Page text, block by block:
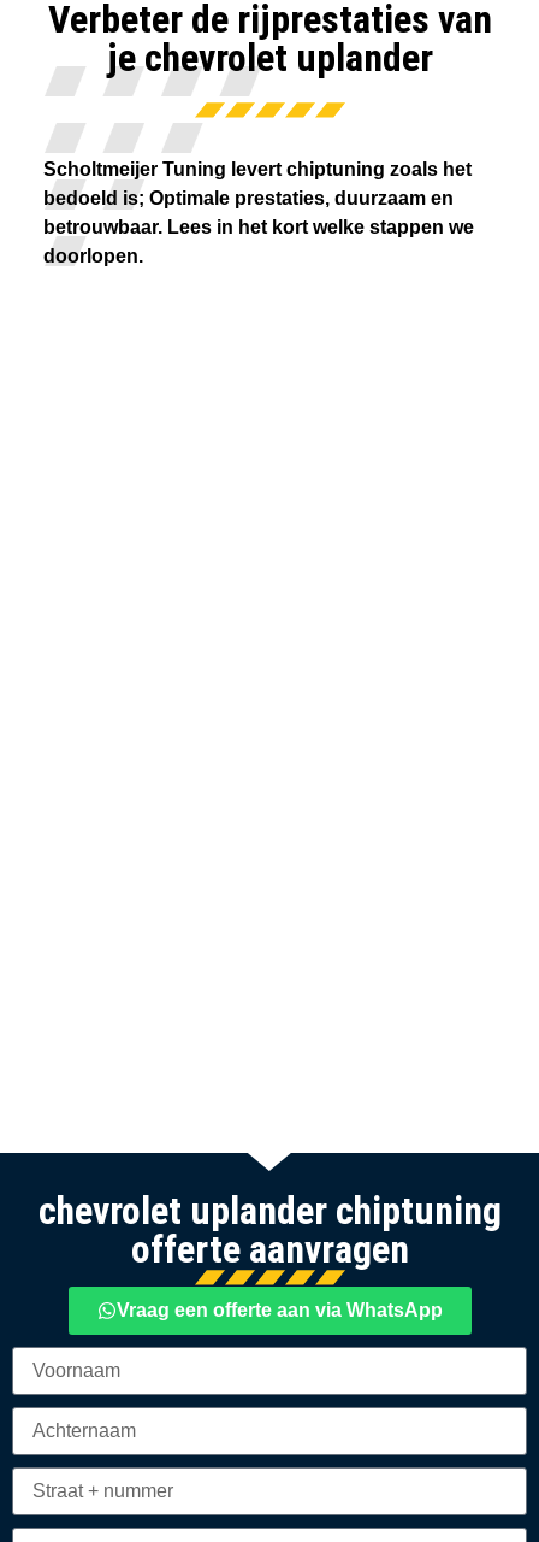
Verbeter de rijprestaties van
je chevrolet uplander
Scholtmeijer Tuning levert chiptuning zoals het
bedoeld is; Optimale prestaties, duurzaam en
betrouwbaar. Lees in het kort welke stappen we
doorlopen.
chevrolet uplander chiptuning
offerte aanvragen
Vraag een offerte aan via WhatsApp